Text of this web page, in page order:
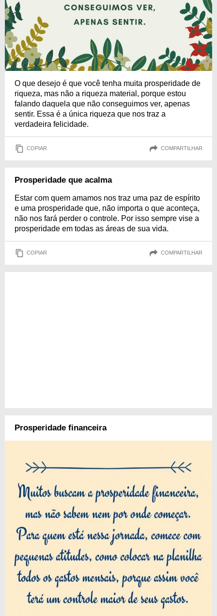
O que desejo é que você tenha muita prosperidade de
riqueza, mas não a riqueza material, porque estou
falando daquela que não conseguimos ver, apenas
sentir. Essa é a única riqueza que nos traz a
verdadeira felicidade.
COPIAR COMPARTILHAR
Prosperidade que acalma
Estar com quem amamos nos traz uma paz de espírito
e uma prosperidade que, não importa o que aconteça,
não nos fará perder o controle. Por isso sempre vise a
prosperidade em todas as áreas de sua vida.
COPIAR COMPARTILHAR
Prosperidade financeira